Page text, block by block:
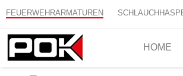
FEUERWEHRARMATUREN
HOME